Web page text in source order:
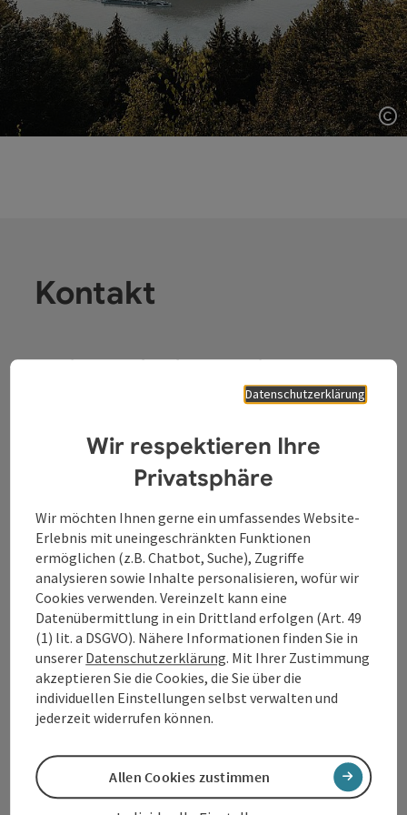
Kontakt
Tourismusverband Donauregion
+43 732 7277 - 888
info@donauregion.at
Fax: +43 732 7277 - 804
Öffnungszeiten:
Freitag: 8–13 Uhr
Datenschutzerklärung
Wir respektieren Ihre
Privatsphäre
Wir möchten Ihnen gerne ein umfassendes Website-
Erlebnis mit uneingeschränkten Funktionen
ermöglichen (z.B. Chatbot, Suche), Zugriffe
analysieren sowie Inhalte personalisieren, wofür wir
Cookies verwenden. Vereinzelt kann eine
Datenübermittlung in ein Drittland erfolgen (Art. 49
(1) lit. a DSGVO). Nähere Informationen finden Sie in
unserer Datenschutzerklärung. Mit Ihrer Zustimmung
akzeptieren Sie die Cookies, die Sie über die
individuellen Einstellungen selbst verwalten und
jederzeit widerrufen können.
Allen Cookies zustimmen